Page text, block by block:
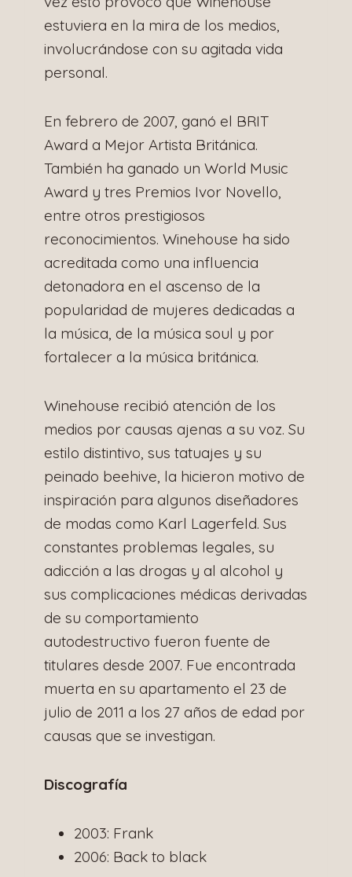
estuviera en la mira de los medios,
involucrándose con su agitada vida
personal.
En febrero de 2007, ganó el BRIT
Award a Mejor Artista Británica.
También ha ganado un World Music
Award y tres Premios Ivor Novello,
entre otros prestigiosos
reconocimientos. Winehouse ha sido
acreditada como una influencia
detonadora en el ascenso de la
popularidad de mujeres dedicadas a
la música, de la música soul y por
fortalecer a la música británica.
Winehouse recibió atención de los
medios por causas ajenas a su voz. Su
estilo distintivo, sus tatuajes y su
peinado beehive, la hicieron motivo de
inspiración para algunos diseñadores
de modas como Karl Lagerfeld. Sus
constantes problemas legales, su
adicción a las drogas y al alcohol y
sus complicaciones médicas derivadas
de su comportamiento
autodestructivo fueron fuente de
titulares desde 2007. Fue encontrada
muerta en su apartamento el 23 de
julio de 2011 a los 27 años de edad por
causas que se investigan.
Discografía
2003: Frank
2006: Back to black